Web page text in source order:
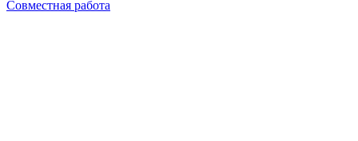
Совместная работа